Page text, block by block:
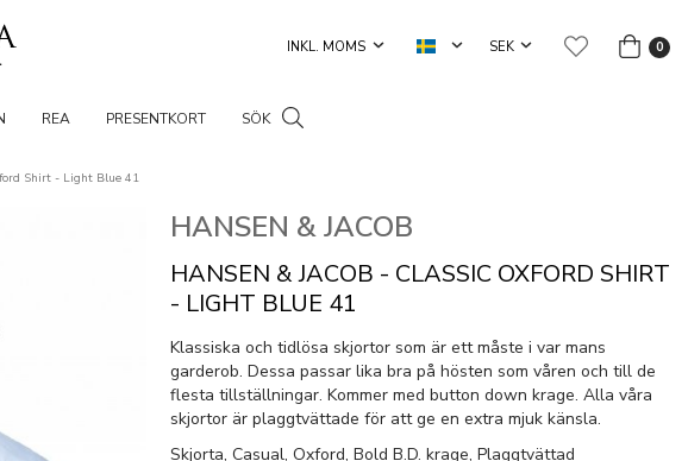
0
REA PRESENTKORT SÖK
Shirt - Light Blue 41
HANSEN & JACOB
HANSEN & JACOB - CLASSIC OXFORD SHIRT
- LIGHT BLUE 41
Klassiska och tidlösa skjortor som är ett måste i var mans
garderob. Dessa passar lika bra på hösten som våren och till de
flesta tillställningar. Kommer med button down krage. Alla våra
skjortor är plaggtvättade för att ge en extra mjuk känsla.
Skjorta, Casual, Oxford, Bold B.D. krage, Plaggtvättad